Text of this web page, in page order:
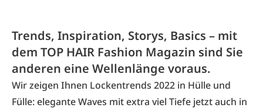
Trends, Inspiration, Storys, Basics – mit
dem TOP HAIR Fashion Magazin sind Sie
anderen eine Wellenlänge voraus.
Wir zeigen Ihnen Lockentrends 2022 in Hülle und
Fülle: elegante Waves mit extra viel Tiefe jetzt auch in